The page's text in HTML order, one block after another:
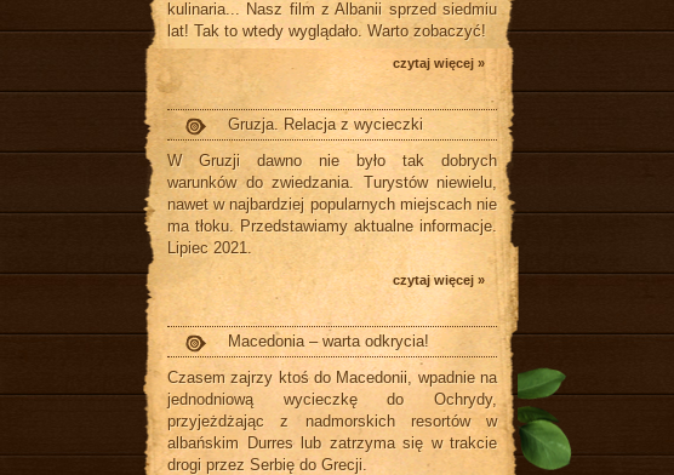
kulinaria... Nasz film z Albanii sprzed siedmiu
lat! Tak to wtedy wyglądało. Warto zobaczyć!
czytaj więcej »
Gruzja. Relacja z wycieczki
W Gruzji dawno nie było tak dobrych
warunków do zwiedzania. Turystów niewielu,
nawet w najbardziej popularnych miejscach nie
ma tłoku. Przedstawiamy aktualne informacje.
Lipiec 2021.
czytaj więcej »
Macedonia – warta odkrycia!
Czasem zajrzy ktoś do Macedonii, wpadnie na
jednodniową wycieczkę do Ochrydy,
przyjeżdżając z nadmorskich resortów w
albańskim Durres lub zatrzyma się w trakcie
drogi przez Serbię do Grecji.